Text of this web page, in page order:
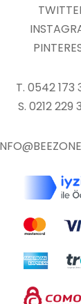
T. 0542 173
S. 0212 229